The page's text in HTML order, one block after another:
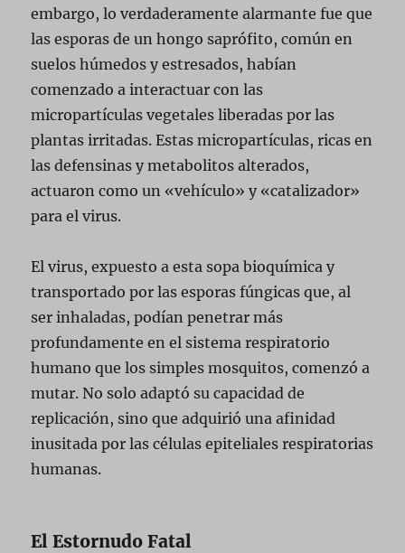
embargo, lo verdaderamente alarmante fue que
las esporas de un hongo saprófito, común en
suelos húmedos y estresados, habían
comenzado a interactuar con las
micropartículas vegetales liberadas por las
plantas irritadas. Estas micropartículas, ricas en
las defensinas y metabolitos alterados,
actuaron como un «vehículo» y «catalizador»
para el virus.
El virus, expuesto a esta sopa bioquímica y
transportado por las esporas fúngicas que, al
ser inhaladas, podían penetrar más
profundamente en el sistema respiratorio
humano que los simples mosquitos, comenzó a
mutar. No solo adaptó su capacidad de
replicación, sino que adquirió una afinidad
inusitada por las células epiteliales respiratorias
humanas.
El Estornudo Fatal